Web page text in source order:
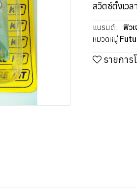
สวิตซ์ตั้งเว
แบรนด์:
ฟิว
หมวดหมู่:
รายการ